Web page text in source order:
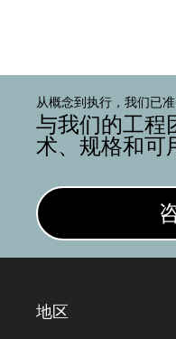
从概念到执行，我们已准
与我们的工程
术、规格和可
地区